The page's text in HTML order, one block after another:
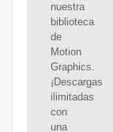
nuestra
biblioteca
de
Motion
Graphics.
¡Descargas
ilimitadas
con
una